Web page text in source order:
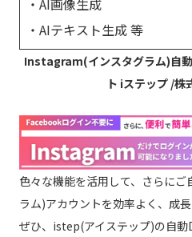
・AI画像生成
・AIテキスト生成 等
Instagram(インスタグラム)自
ト iステップ /株
色々な機能を活用して、さらに
ラム)アカウントを効率よく、成
ぜひ、istep(アイステップ)の自動